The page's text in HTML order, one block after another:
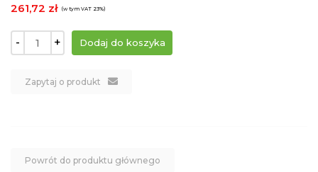
261,72 zł (w tym VAT 23%)
- +
Zapytaj o produkt
Powrót do produktu głównego